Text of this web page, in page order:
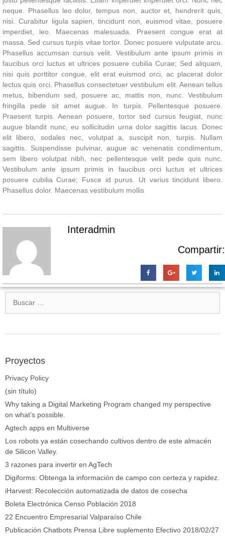
neque. Phasellus leo dolor, tempus non, auctor et, hendrerit quis,
nisi. Curabitur ligula sapien, tincidunt non, euismod vitae, posuere
imperdiet, leo. Maecenas malesuada. Praesent congue erat at
massa. Sed cursus turpis vitae tortor. Donec posuere vulputate arcu.
Phasellus accumsan cursus velit. Vestibulum ante ipsum primis in
faucibus orci luctus et ultrices posuere cubilia Curae; Sed aliquam,
nisi quis porttitor congue, elit erat euismod orci, ac placerat dolor
lectus quis orci. Phasellus consectetuer vestibulum elit. Aenean tellus
metus, bibendum sed, posuere ac, mattis non, nunc. Vestibulum
fringilla pede sit amet augue. In turpis. Pellentesque posuere.
Praesent turpis. Aenean posuere, tortor sed cursus feugiat, nunc
augue blandit nunc, eu sollicitudin urna dolor sagittis lacus. Donec
elit libero, sodales nec, volutpat a, suscipit non, turpis. Nullam
sagittis. Suspendisse pulvinar, augue ac venenatis condimentum,
sem libero volutpat nibh, nec pellentesque velit pede quis nunc.
Vestibulum ante ipsum primis in faucibus orci luctus et ultrices
posuere cubilia Curae; Fusce id purus. Ut varius tincidunt libero.
Phasellus dolor. Maecenas vestibulum mollis
Interadmin
Compartir:
Proyectos
Privacy Policy
(sin título)
Why taking a Digital Marketing Program changed my perspective
on what’s possible.
Agtech apps en Multiverse
Los robots ya están cosechando cultivos dentro de este almacén
de Silicon Valley.
3 razones para invertir en AgTech
Digiforms: Obtenga la información de campo con certeza y rapidez.
iHarvest: Recolección automatizada de datos de cosecha
Boleta Electrónica Censo Población 2018
22 Encuentro Empresarial Valparaíso Chile
Publicación Chatbots Prensa Libre suplemento Efectivo 2018/02/27